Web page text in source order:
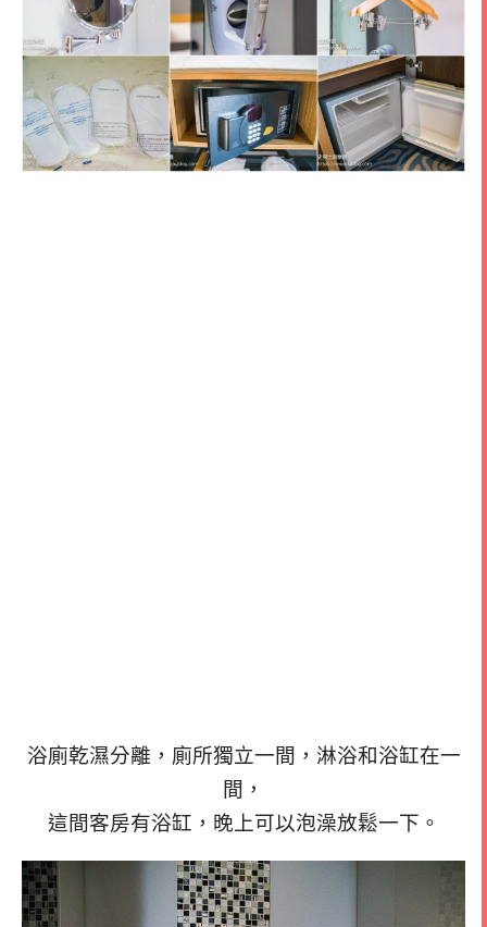
浴廁乾濕分離，廁所獨立一間，淋浴和浴缸在一
間，
這間客房有浴缸，晚上可以泡澡放鬆一下。